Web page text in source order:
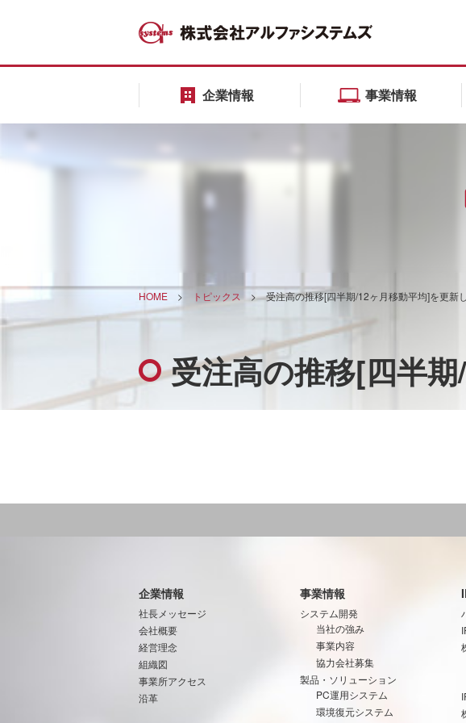
企業情報 事業情報
HOME > トピックス >受注高の推移[四半期/12ヶ月移動平均]を更新し
受注高の推移[四半
企業情報
社長メッセージ
会社概要
経営理念
組織図
事業所アクセス
沿革
事業情報
システム開発
当社の強み
事業内容
協力会社募集
製品・ソリューション
PC運用システム
環境復元システム